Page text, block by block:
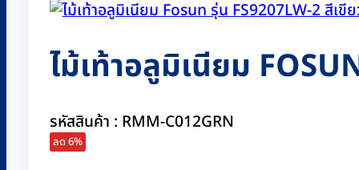
ไม้เท้าอลูมิเนียม
รหัสสินค้า : RMM-C012GRN
ลด 6%